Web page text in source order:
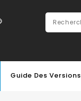
Guide Des Versions